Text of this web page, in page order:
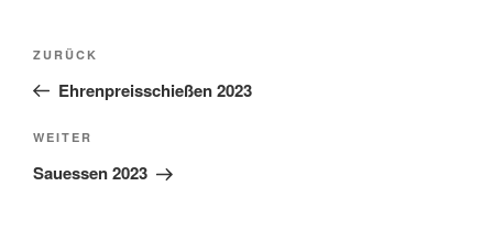
ZURÜCK
Ehrenpreisschießen 2023
WEITER
Sauessen 2023